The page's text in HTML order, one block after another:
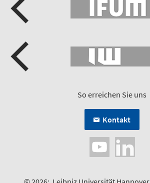
So erreichen Sie uns
Kontakt